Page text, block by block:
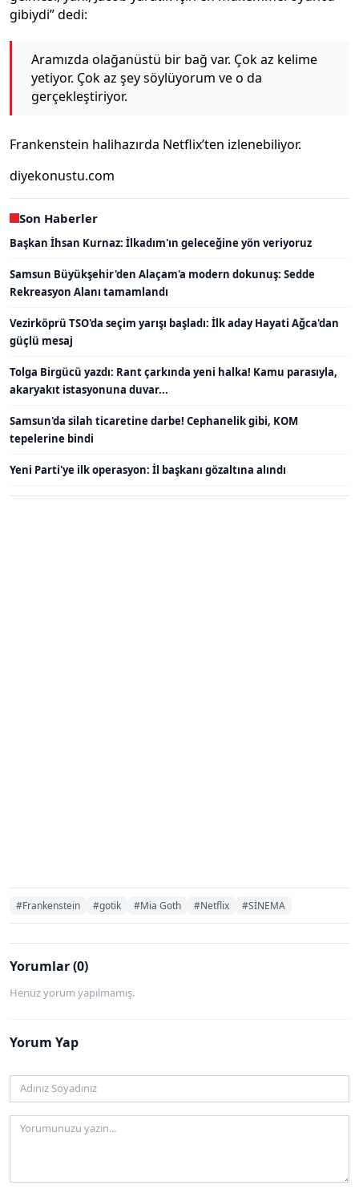
gibiydi” dedi:
Aramızda olağanüstü bir bağ var. Çok az kelime
yetiyor. Çok az şey söylüyorum ve o da
gerçekleştiriyor.
Frankenstein halihazırda Netflix’ten izlenebiliyor.
diyekonustu.com
Son Haberler
Başkan İhsan Kurnaz: İlkadım'ın geleceğine yön veriyoruz
Samsun Büyükşehir'den Alaçam'a modern dokunuş: Sedde
Rekreasyon Alanı tamamlandı
Vezirköprü TSO'da seçim yarışı başladı: İlk aday Hayati Ağca'dan
güçlü mesaj
Tolga Birgücü yazdı: Rant çarkında yeni halka! Kamu parasıyla,
akaryakıt istasyonuna duvar...
Samsun'da silah ticaretine darbe! Cephanelik gibi, KOM
tepelerine bindi
Yeni Parti'ye ilk operasyon: İl başkanı gözaltına alındı
#Frankenstein #gotik #Mia Goth #Netflix #SİNEMA
Yorumlar (0)
Henüz yorum yapılmamış.
Yorum Yap